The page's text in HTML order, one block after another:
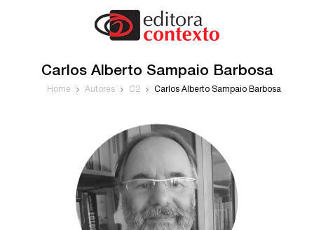
Carlos Alberto Sampaio Barbosa
Home Autores C2 Carlos Alberto Sampaio Barbosa